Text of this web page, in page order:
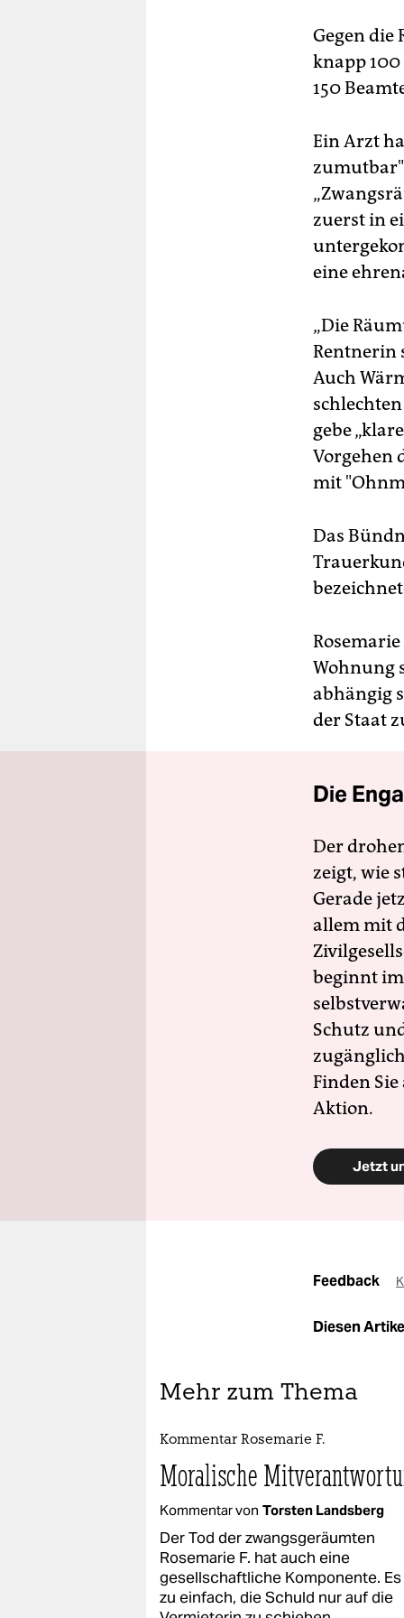
Gegen die
knapp
150
Ein Arzt
zumutbar"
zuerst in
eine
„Die
Rentnerin
Auch
gebe
Vorgehen
mit
Das
Wohnung
abhängig
der Staat
Die
Der
zeigt, wie
Gerade
allem mit
beginnt
Schutz
Finden
Aktion.
Jetzt
Feedback
Diesen
Mehr zum Thema
Kommentar Rosemarie F.
Moralische
Kommentar von Torsten Landsberg
Der Tod der zwangsgeräumten
Rosemarie F. hat auch eine
gesellschaftliche Komponente. Es
zu einfach, die Schuld nur auf die